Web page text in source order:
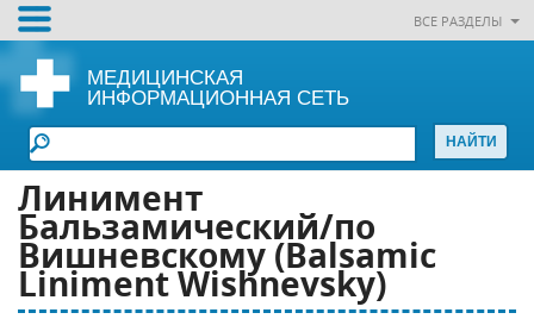
ВСЕ РАЗДЕЛЫ
МЕДИЦИНСКАЯ
ИНФОРМАЦИОННАЯ СЕТЬ
Линимент
Бальзамический/по
Вишневскому (Balsamic
Liniment Wishnevsky)